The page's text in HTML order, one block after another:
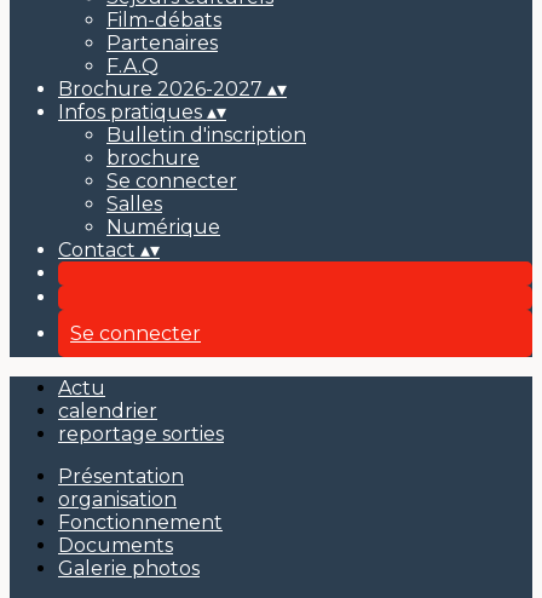
Film-débats
Partenaires
F.A.Q
Brochure 2026-2027 ▴▾
Infos pratiques ▴▾
Bulletin d'inscription
brochure
Se connecter
Salles
Numérique
Contact ▴▾
Se connecter
Actu
calendrier
reportage sorties
Présentation
organisation
Fonctionnement
Documents
Galerie photos